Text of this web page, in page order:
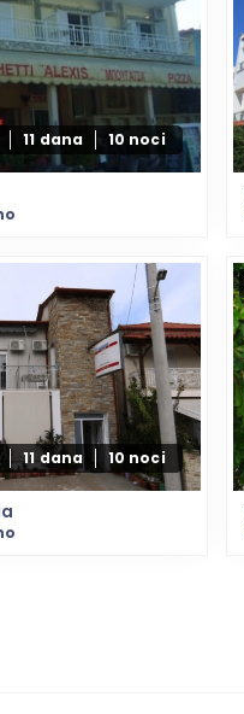
11 dana 10 noci
11 dana 10 noci